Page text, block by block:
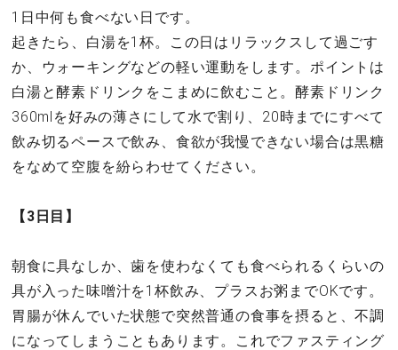
1日中何も食べない日です。
起きたら、白湯を1杯。この日はリラックスして過ごす
か、ウォーキングなどの軽い運動をします。ポイントは
白湯と酵素ドリンクをこまめに飲むこと。酵素ドリンク
360mlを好みの薄さにして水で割り、20時までにすべて
飲み切るペースで飲み、食欲が我慢できない場合は黒糖
をなめて空腹を紛らわせてください。
【3日目】
朝食に具なしか、歯を使わなくても食べられるくらいの
具が入った味噌汁を1杯飲み、プラスお粥までOKです。
胃腸が休んでいた状態で突然普通の食事を摂ると、不調
になってしまうこともあります。これでファスティング